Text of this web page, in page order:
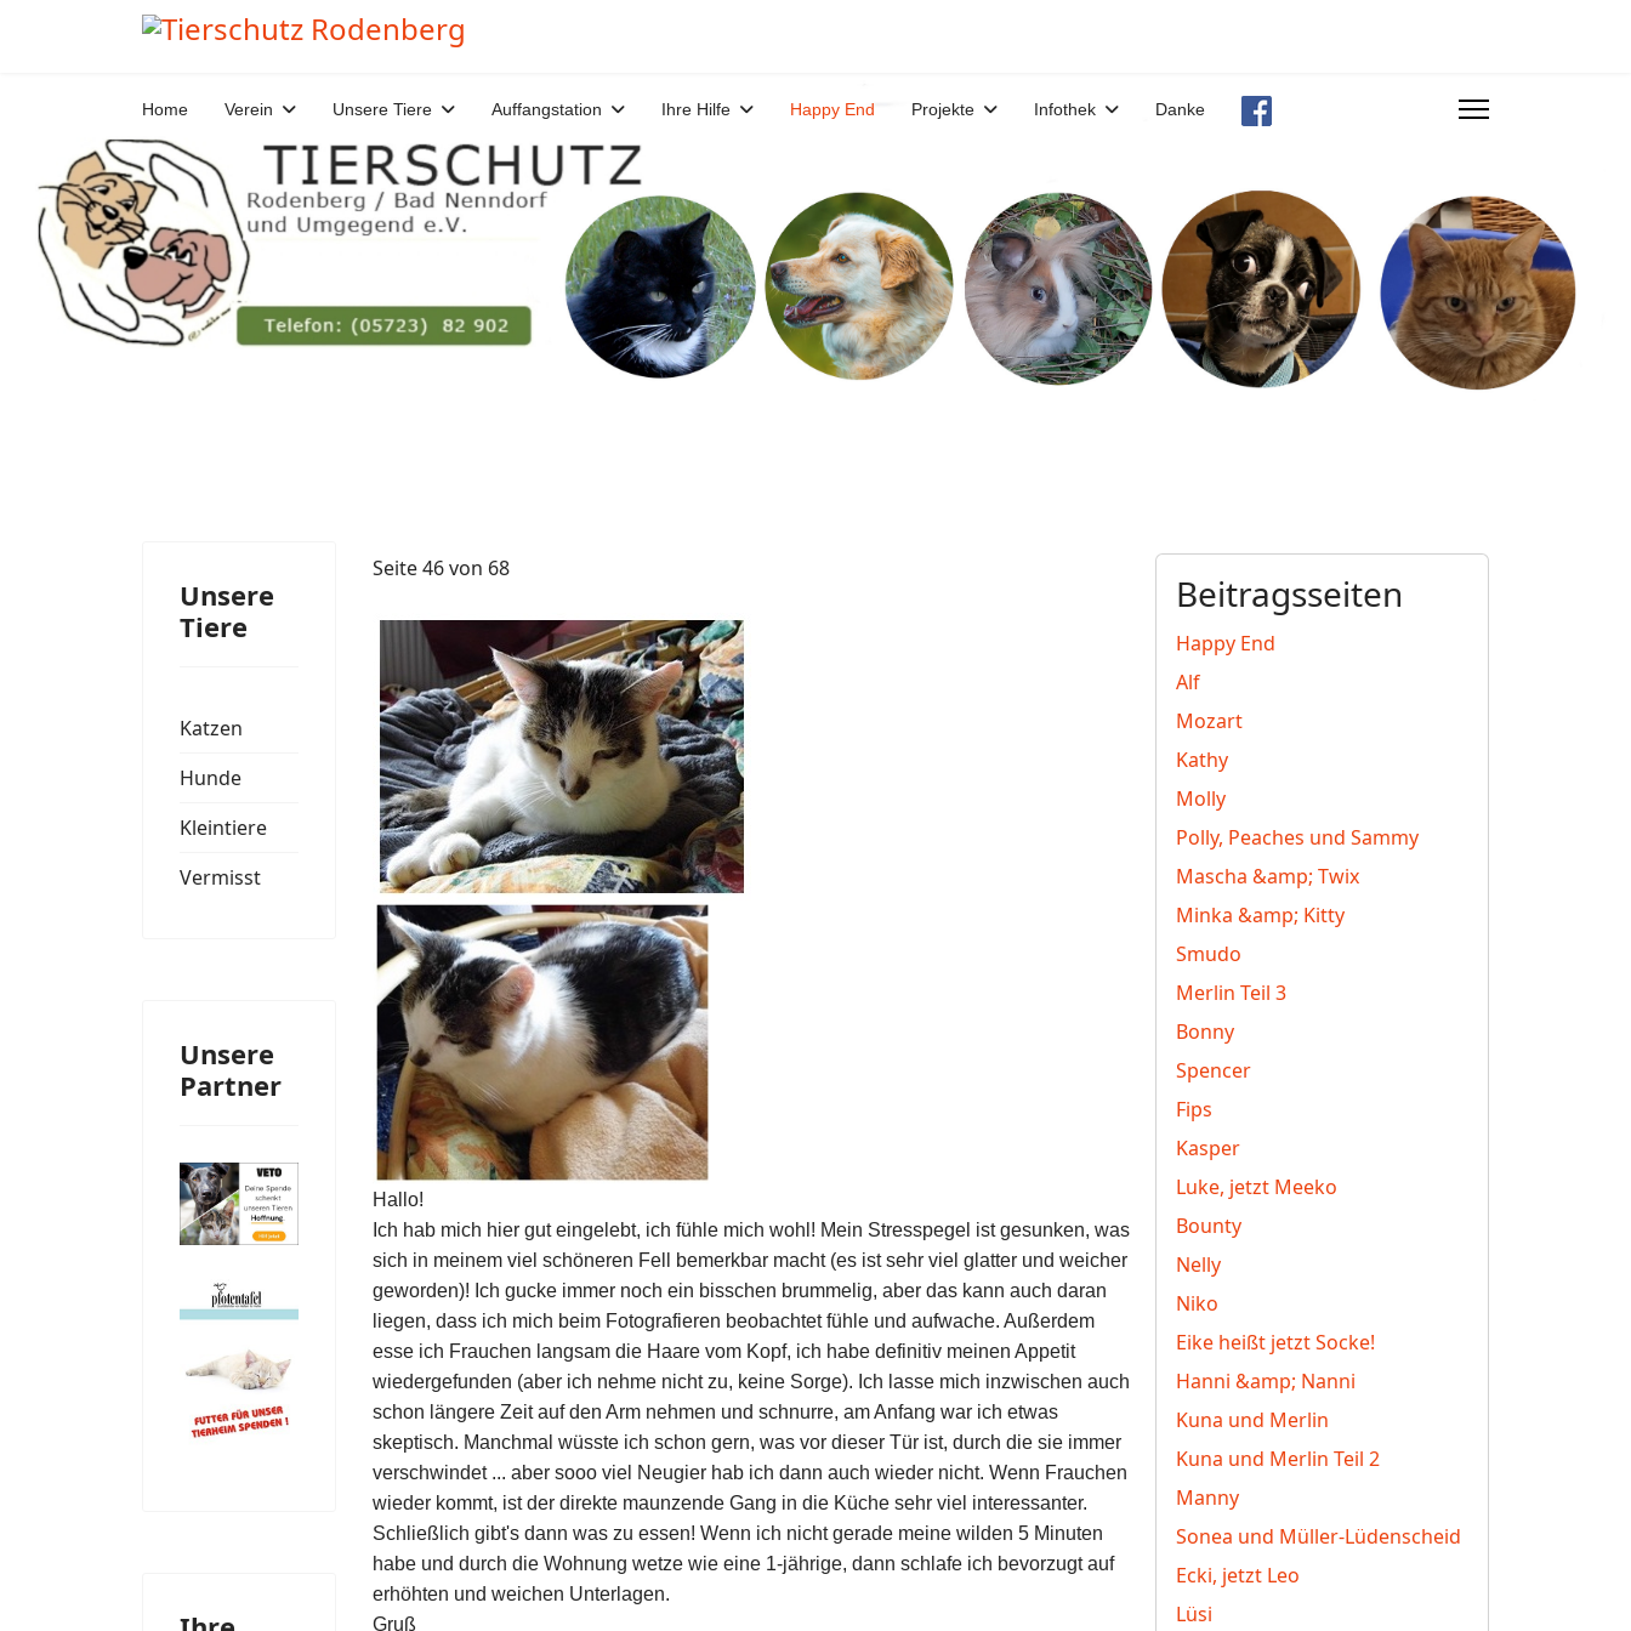
Home Verein Unsere Tiere Auffangstation Ihre Hilfe Happy End Projekte Infothek Danke
Unsere
Tiere
Katzen
Hunde
Kleintiere
Vermisst
Unsere
Partner
Beitragsseiten
Happy End
Alf
Mozart
Kathy
Molly
Polly, Peaches und Sammy
Mascha &amp; Twix
Minka &amp; Kitty
Smudo
Merlin Teil 3
Bonny
Spencer
Fips
Kasper
Luke, jetzt Meeko
Bounty
Nelly
Niko
Eike heißt jetzt Socke!
Hanni &amp; Nanni
Kuna und Merlin
Kuna und Merlin Teil 2
Manny
Sonea und Müller-Lüdenscheid
Ecki, jetzt Leo
Lüsi
Seite 46 von 68
Hallo!
Ich hab mich hier gut eingelebt, ich fühle mich wohl! Mein Stresspegel ist gesunken, was
sich in meinem viel schöneren Fell bemerkbar macht (es ist sehr viel glatter und weicher
geworden)! Ich gucke immer noch ein bisschen brummelig, aber das kann auch daran
liegen, dass ich mich beim Fotografieren beobachtet fühle und aufwache. Außerdem
esse ich Frauchen langsam die Haare vom Kopf, ich habe definitiv meinen Appetit
wiedergefunden (aber ich nehme nicht zu, keine Sorge). Ich lasse mich inzwischen auch
schon längere Zeit auf den Arm nehmen und schnurre, am Anfang war ich etwas
skeptisch. Manchmal wüsste ich schon gern, was vor dieser Tür ist, durch die sie immer
verschwindet ... aber sooo viel Neugier hab ich dann auch wieder nicht. Wenn Frauchen
wieder kommt, ist der direkte maunzende Gang in die Küche sehr viel interessanter.
Schließlich gibt's dann was zu essen! Wenn ich nicht gerade meine wilden 5 Minuten
habe und durch die Wohnung wetze wie eine 1-jährige, dann schlafe ich bevorzugt auf
erhöhten und weichen Unterlagen.
Gruß